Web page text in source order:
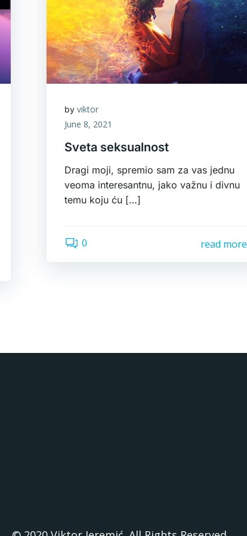
by viktor
June 8, 2021
Sveta seksualnost
Dragi moji, spremio sam za vas jednu
veoma interesantnu, jako važnu i divnu
temu koju ću […]
0 read more